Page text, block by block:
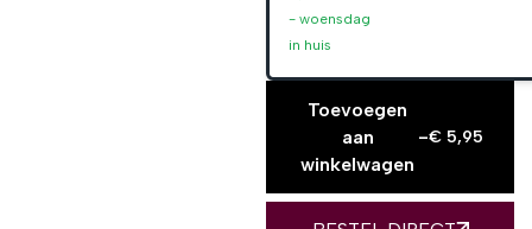
- woensdag
in huis
Toevoegen
aan
winkelwagen
-€ 5,95